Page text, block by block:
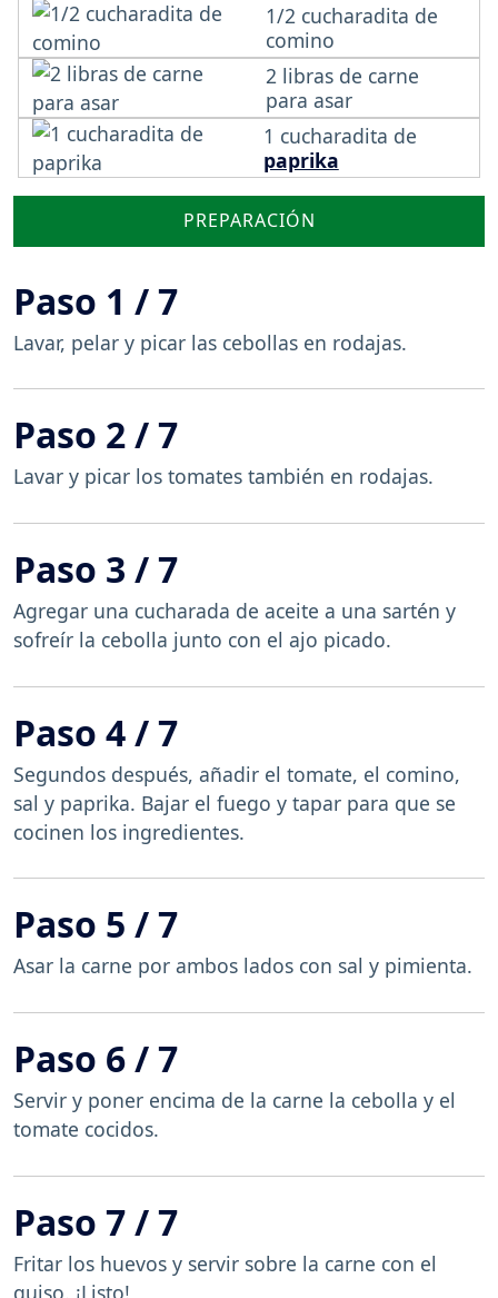
1/2 cucharadita de
comino
2 libras de carne
para asar
1 cucharadita de
paprika
PREPARACIÓN
Paso 1 / 7
Lavar, pelar y picar las cebollas en rodajas.
Paso 2 / 7
Lavar y picar los tomates también en rodajas.
Paso 3 / 7
Agregar una cucharada de aceite a una sartén y
sofreír la cebolla junto con el ajo picado.
Paso 4 / 7
Segundos después, añadir el tomate, el comino,
sal y paprika. Bajar el fuego y tapar para que se
cocinen los ingredientes.
Paso 5 / 7
Asar la carne por ambos lados con sal y pimienta.
Paso 6 / 7
Servir y poner encima de la carne la cebolla y el
tomate cocidos.
Paso 7 / 7
Fritar los huevos y servir sobre la carne con el
guiso. ¡Listo!